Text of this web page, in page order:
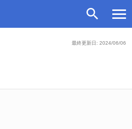
最終更新日: 2024/06/06